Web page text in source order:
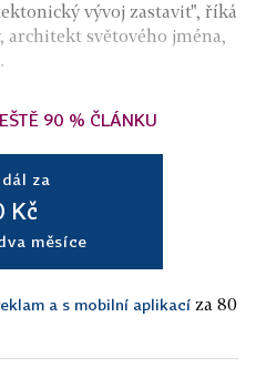
vývoj zastavit", říká
architekt světového jména,
90 % ČLÁNKU
za
Kč
měsíce
a s mobilní aplikací za 80